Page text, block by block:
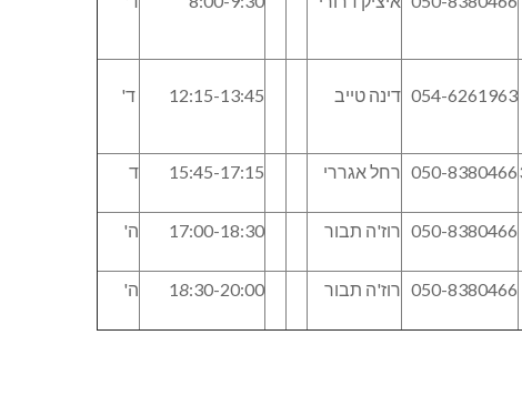
054-6261963 דינה טייב 12:15-13:45 ד'
050-8380466 רחל אגררי 15:45-17:15 ד
050-8380466 רוז'ה תבור 17:00-18:30 ה'
050-8380466 רוז'ה תבור 18:30-20:00 ה'